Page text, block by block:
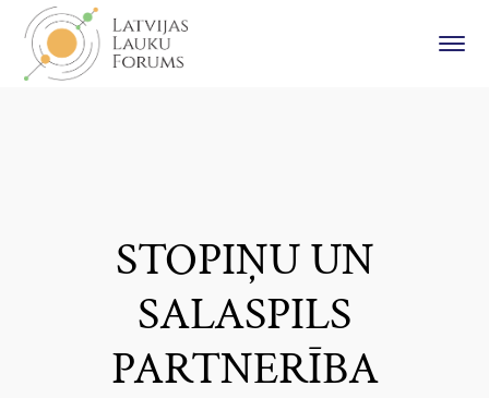
STOPIŅU UN
SALASPILS
PARTNERĪBA